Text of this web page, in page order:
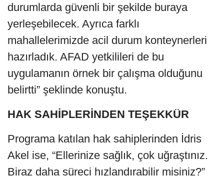
durumlarda güvenli bir şekilde buraya
yerleşebilecek. Ayrıca farklı
mahallelerimizde acil durum konteynerleri
hazırladık. AFAD yetkilileri de bu
uygulamanın örnek bir çalışma olduğunu
belirtti” şeklinde konuştu.
HAK SAHİPLERİNDEN TEŞEKKÜR
Programa katılan hak sahiplerinden İdris
Akel ise, “Ellerinize sağlık, çok uğraştınız.
Biraz daha süreci hızlandırabilir misiniz?”